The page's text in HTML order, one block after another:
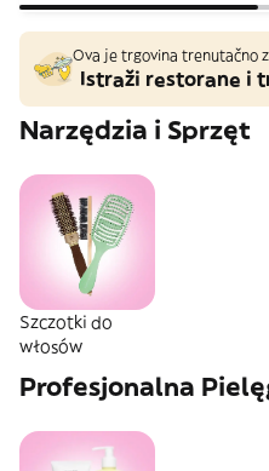
Ova je trgovina trenutačno
Istraži restorane i
Narzędzia i Sprzęt
Szczotki do
włosów
Profesjonalna